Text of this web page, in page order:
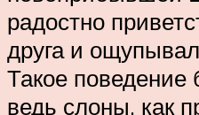
радостно
друга и
Такое
ведь слоны, как